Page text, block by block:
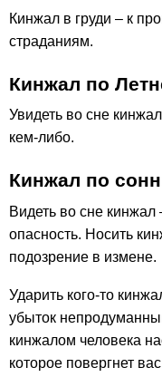
Кинжал в груди – к
страданиям.
Кинжал по
Увидеть во сне
кем-либо.
Кинжал по
Видеть во сне кинжал
опасность. Носить
подозрение в измене.
Ударить кого-то
убыток
кинжалом человека
которое повергнет